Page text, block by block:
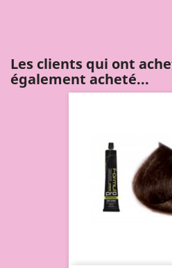
Les clients qui ont
également acheté...